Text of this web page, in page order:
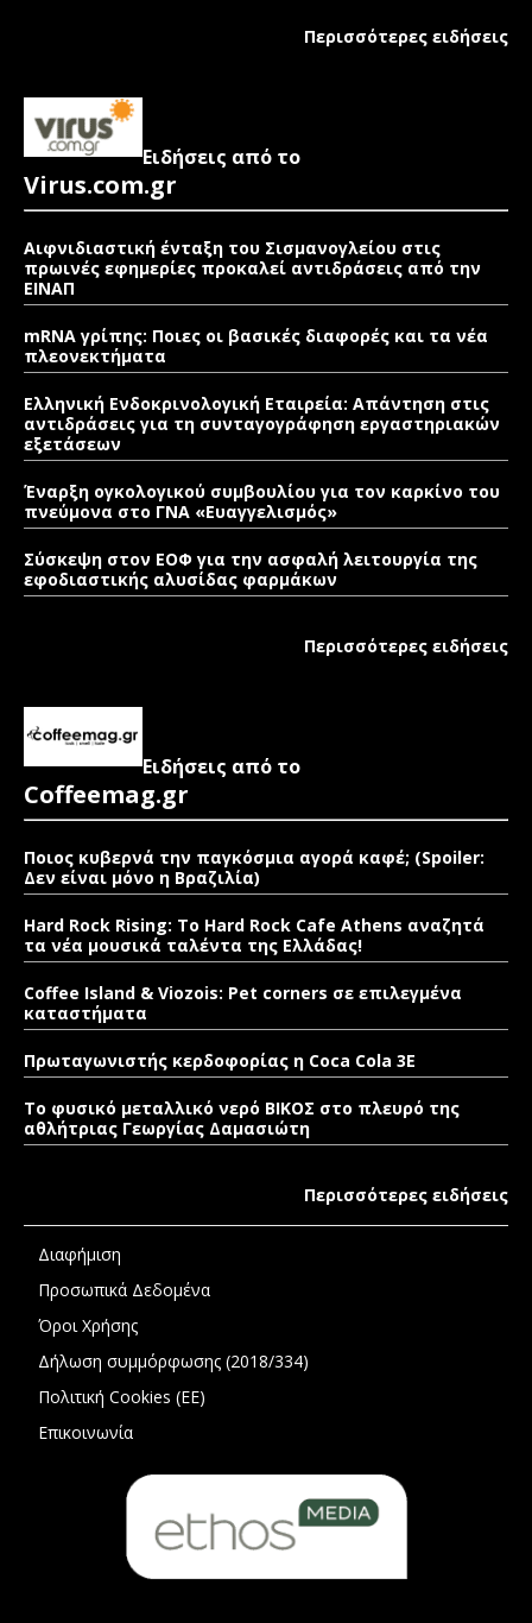
Περισσότερες ειδήσεις
Ειδήσεις από το
Virus.com.gr
Αιφνιδιαστική ένταξη του Σισμανογλείου στις
πρωινές εφημερίες προκαλεί αντιδράσεις από την
ΕΙΝΑΠ
mRNA γρίπης: Ποιες οι βασικές διαφορές και τα νέα
πλεονεκτήματα
Ελληνική Ενδοκρινολογική Εταιρεία: Απάντηση στις
αντιδράσεις για τη συνταγογράφηση εργαστηριακών
εξετάσεων
Έναρξη ογκολογικού συμβουλίου για τον καρκίνο του
πνεύμονα στο ΓΝΑ «Ευαγγελισμός»
Σύσκεψη στον ΕΟΦ για την ασφαλή λειτουργία της
εφοδιαστικής αλυσίδας φαρμάκων
Περισσότερες ειδήσεις
Ειδήσεις από το
Coffeemag.gr
Ποιος κυβερνά την παγκόσμια αγορά καφέ; (Spoiler:
Δεν είναι μόνο η Βραζιλία)
Hard Rock Rising: Το Hard Rock Cafe Athens αναζητά
τα νέα μουσικά ταλέντα της Ελλάδας!
Coffee Island & Viozois: Pet corners σε επιλεγμένα
καταστήματα
Πρωταγωνιστής κερδοφορίας η Coca Cola 3E
Το φυσικό μεταλλικό νερό ΒΙΚΟΣ στο πλευρό της
αθλήτριας Γεωργίας Δαμασιώτη
Περισσότερες ειδήσεις
Διαφήμιση
Προσωπικά Δεδομένα
Όροι Χρήσης
Δήλωση συμμόρφωσης (2018/334)
Πολιτική Cookies (ΕΕ)
Επικοινωνία